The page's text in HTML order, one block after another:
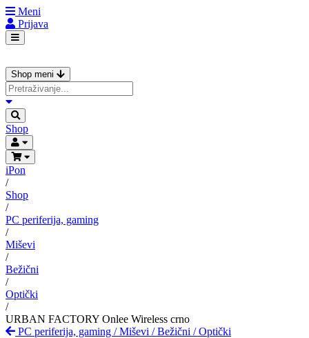
Meni
Prijava
Shop meni
Shop
iPon
/
Shop
/
PC periferija, gaming
/
Miševi
/
Bežični
/
Optički
/
URBAN FACTORY Onlee Wireless crno
PC periferija, gaming /Miševi /Bežični /Optički